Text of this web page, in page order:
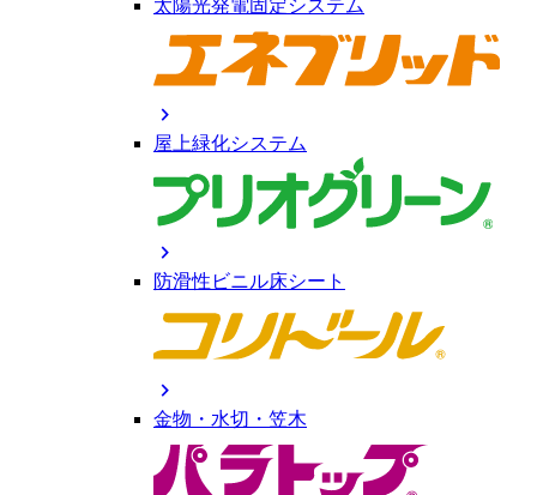
太陽光発電固定システム
chevron_right
屋上緑化システム
chevron_right
防滑性ビニル床シート
chevron_right
金物・水切・笠木